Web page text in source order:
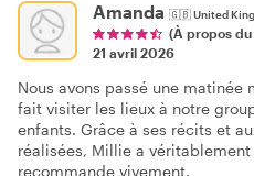
Amanda 🇬🇧United
(À propos
21 avril 2026
Nous avons passé une
fait visiter les lieux à notre
enfants. Grâce à ses récits et
réalisées, Millie a
recommande vivement.